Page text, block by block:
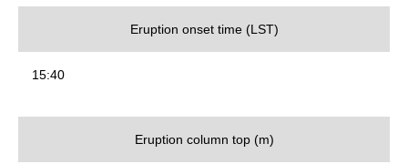
Eruption onset time (LST)
15:40
Eruption column top (m)